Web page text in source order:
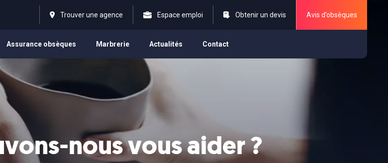
Trouver une agence Espace emploi Obtenir un devis Avis d’obsèques
Assurance obsèques Marbrerie Actualités Contact
nous vous aider ?